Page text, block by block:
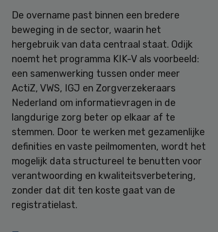
De overname past binnen een bredere
beweging in de sector, waarin het
hergebruik van data centraal staat. Odijk
noemt het programma KIK-V als voorbeeld:
een samenwerking tussen onder meer
ActiZ, VWS, IGJ en Zorgverzekeraars
Nederland om informatievragen in de
langdurige zorg beter op elkaar af te
stemmen. Door te werken met gezamenlijke
definities en vaste peilmomenten, wordt het
mogelijk data structureel te benutten voor
verantwoording en kwaliteitsverbetering,
zonder dat dit ten koste gaat van de
registratielast.